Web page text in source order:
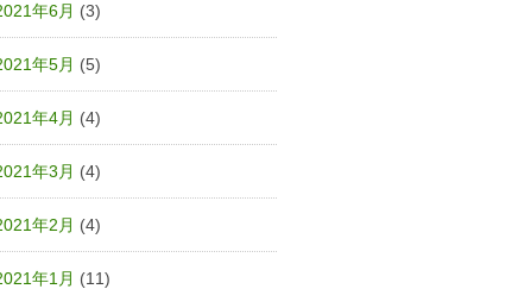
年6月 (3)
年5月 (5)
年4月 (4)
年3月 (4)
年2月 (4)
年1月 (11)